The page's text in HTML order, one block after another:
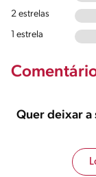
2 estrelas
1 estrela
Quer deixar a